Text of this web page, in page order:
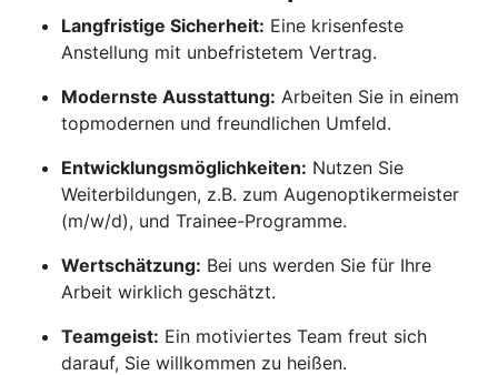
Langfristige Sicherheit: Eine krisenfeste
Anstellung mit unbefristetem Vertrag.
Modernste Ausstattung: Arbeiten Sie in einem
topmodernen und freundlichen Umfeld.
Entwicklungsmöglichkeiten: Nutzen Sie
Weiterbildungen, z.B. zum Augenoptikermeister
(m/w/d), und Trainee-Programme.
Wertschätzung: Bei uns werden Sie für Ihre
Arbeit wirklich geschätzt.
Teamgeist: Ein motiviertes Team freut sich
darauf, Sie willkommen zu heißen.